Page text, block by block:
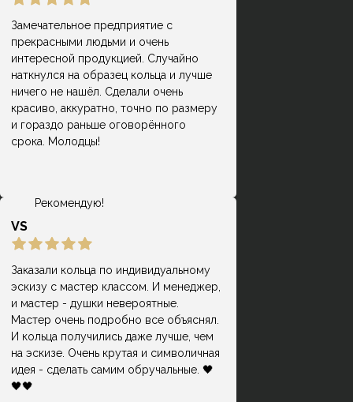
Замечательное предприятие с
прекрасными людьми и очень
интересной продукцией. Случайно
наткнулся на образец кольца и лучше
ничего не нашёл. Сделали очень
красиво, аккуратно, точно по размеру
и гораздо раньше оговорённого
срока. Молодцы!
Заказали кольца по индивидуальному
эскизу с мастер классом. И менеджер,
и мастер - душки невероятные.
Мастер очень подробно все объяснял.
И кольца получились даже лучше, чем
на эскизе. Очень крутая и символичная
идея - сделать самим обручальные. 🖤
🖤🖤
VS
Замечательное место! Долго искала,
где можно сделать интересные
кольца из своего металла. Очень
благодарна мастеру и
администратору, которые
достаточно подробно отвечали на
Рекомендую!
Раиса Дёмкина